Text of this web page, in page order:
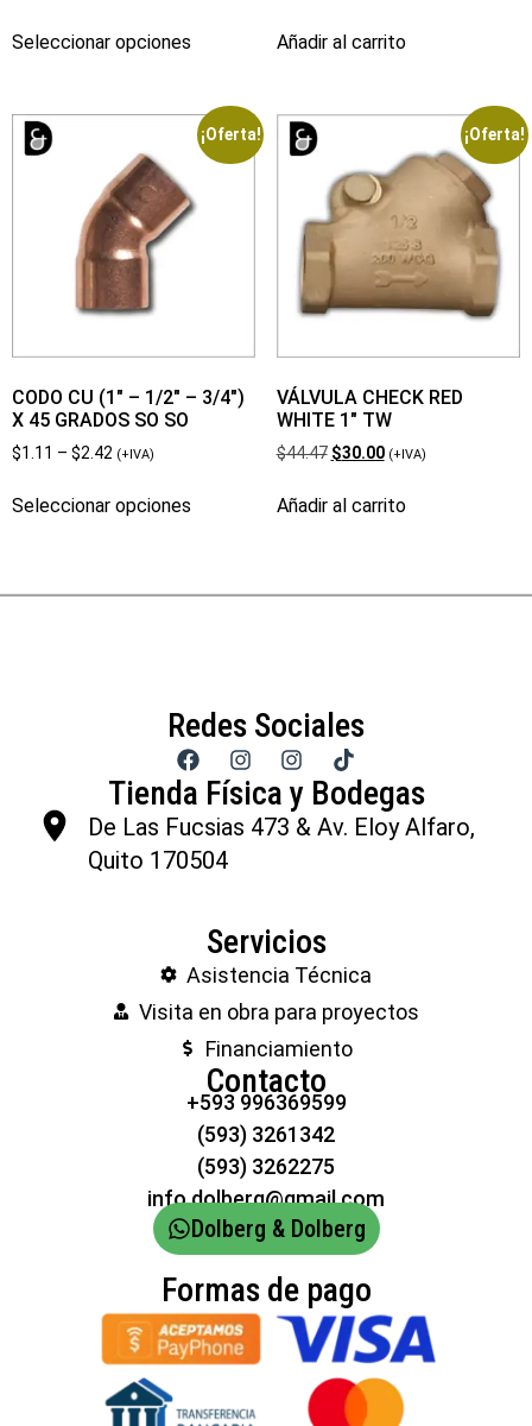
Seleccionar opciones Añadir al carrito
¡Oferta!
CODO CU (1″ – 1/2″ – 3/4″)
X 45 GRADOS SO SO
$1.11 – $2.42 (+IVA)
Seleccionar opciones
¡Oferta!
VÁLVULA CHECK RED
WHITE 1″ TW
$44.47 $30.00 (+IVA)
Añadir al carrito
Redes Sociales
Tienda Física y Bodegas
De Las Fucsias 473 & Av. Eloy Alfaro,
Quito 170504
Servicios
Asistencia Técnica
Visita en obra para proyectos
Financiamiento
Contacto
+593 996369599
(593) 3261342
(593) 3262275
info.dolberg@gmail.com
Dolberg & Dolberg
Formas de pago